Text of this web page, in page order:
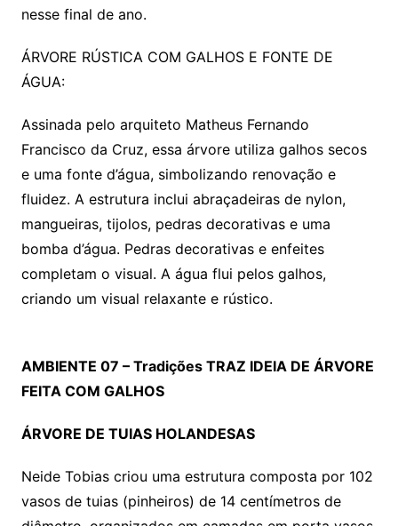
nesse final de ano.
ÁRVORE RÚSTICA COM GALHOS E FONTE DE
ÁGUA:
Assinada pelo arquiteto Matheus Fernando
Francisco da Cruz, essa árvore utiliza galhos secos
e uma fonte d’água, simbolizando renovação e
fluidez. A estrutura inclui abraçadeiras de nylon,
mangueiras, tijolos, pedras decorativas e uma
bomba d’água. Pedras decorativas e enfeites
completam o visual. A água flui pelos galhos,
criando um visual relaxante e rústico.
AMBIENTE 07 – Tradições TRAZ IDEIA DE ÁRVORE
FEITA COM GALHOS
ÁRVORE DE TUIAS HOLANDESAS
Neide Tobias criou uma estrutura composta por 102
vasos de tuias (pinheiros) de 14 centímetros de